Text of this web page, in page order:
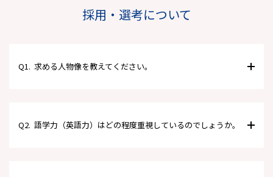
採用・選考について
Q1. 求める人物像を教えてください。
Q2. 語学力（英語力）はどの程度重視しているのでしょうか。